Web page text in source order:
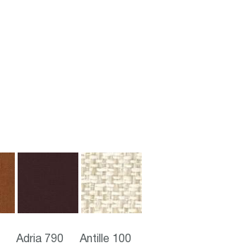
Adria 790 Antille 100